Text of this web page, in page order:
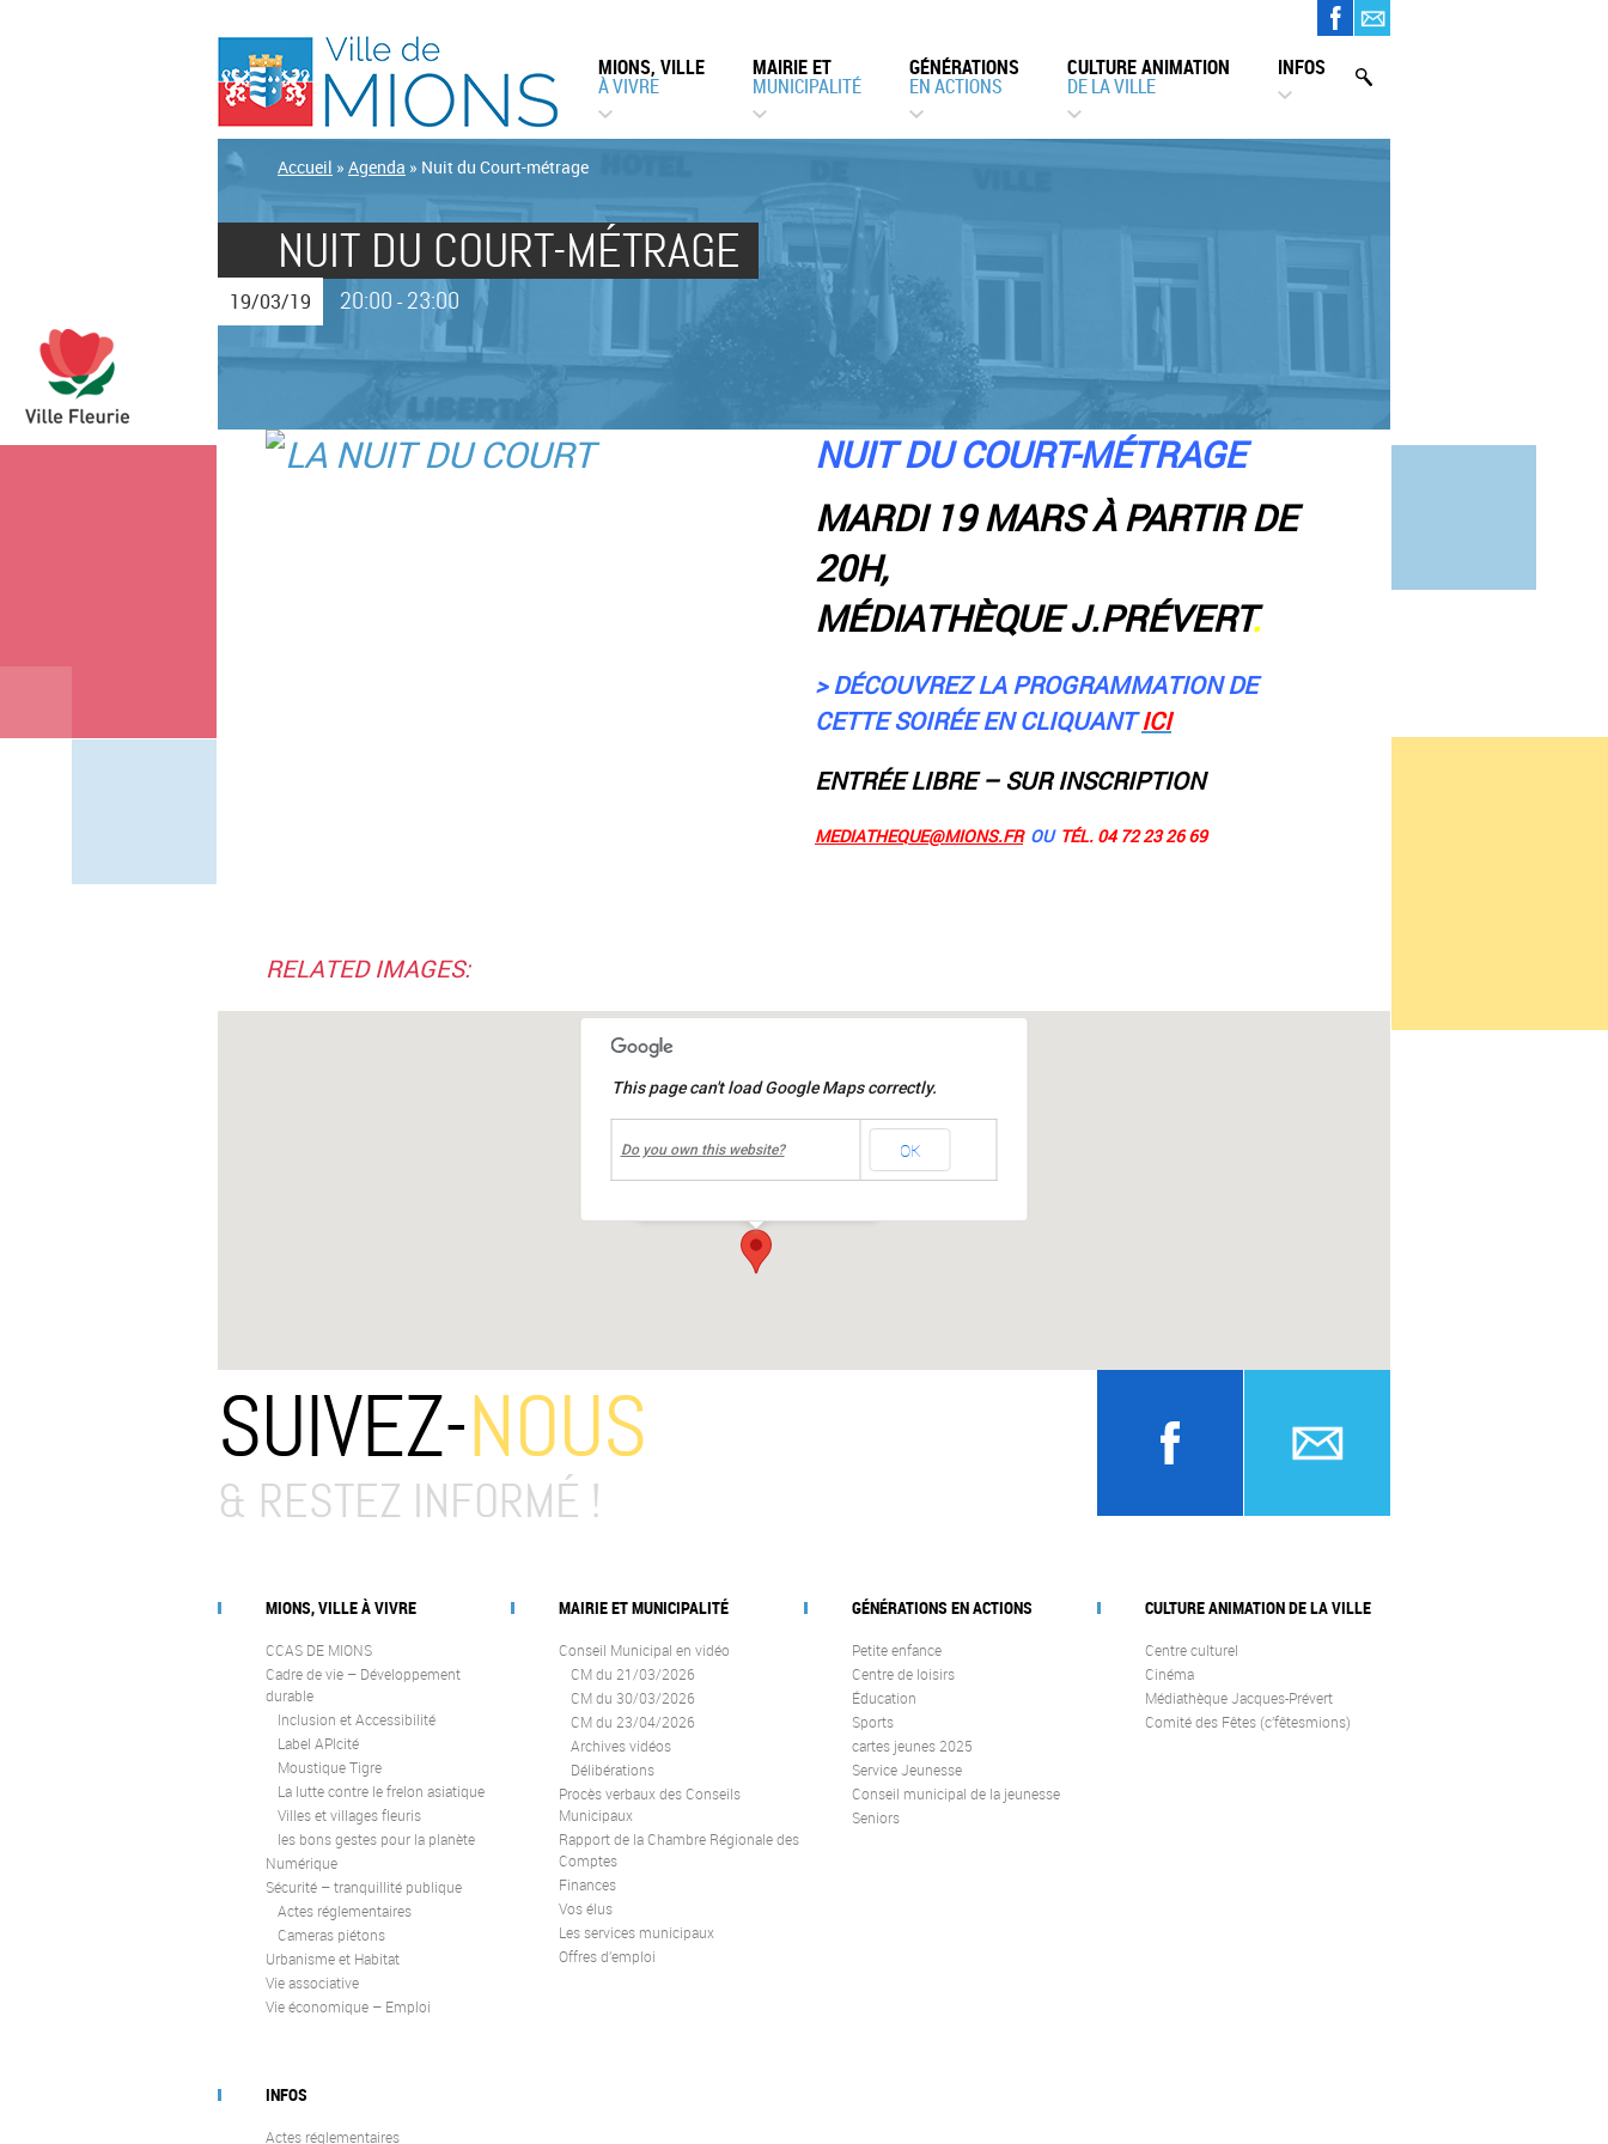
MIONS, VILLE
À VIVRE
MAIRIE ET
MUNICIPALITÉ
GÉNÉRATIONS
EN ACTIONS
CULTURE ANIMATION
DE LA VILLE
INFOS
Accueil » Agenda » Nuit du Court-métrage
NUIT DU COURT-MÉTRAGE
19/03/19 20:00 -23:00
NUIT DU COURT-MÉTRAGE
MARDI 19 MARS À PARTIR DE
20H,
MÉDIATHÈQUE J.PRÉVERT.
> DÉCOUVREZ LA PROGRAMMATION DE
CETTE SOIRÉE EN CLIQUANTICI
ENTRÉE LIBRE – SUR INSCRIPTION
MEDIATHEQUE@MIONS.FR OUTÉL. 04 72 23 26 69
RELATED IMAGES:
Médiathèque Jacques Prévert
This page can't load Google Maps correctly.
Do you own this website? OK
SUIVEZ-NOUS
& RESTEZ INFORMÉ !
MIONS, VILLE À VIVRE
CCAS DE MIONS
Cadre de vie – Développement
durable
Inclusion et Accessibilité
Label APIcité
Moustique Tigre
La lutte contre le frelon asiatique
Villes et villages fleuris
les bons gestes pour la planète
Numérique
Sécurité – tranquillité publique
Actes réglementaires
Cameras piétons
Urbanisme et Habitat
Vie associative
Vie économique – Emploi
MAIRIE ET MUNICIPALITÉ
Conseil Municipal en vidéo
CM du 21/03/2026
CM du 30/03/2026
CM du 23/04/2026
Archives vidéos
Délibérations
Procès verbaux des Conseils
Municipaux
Rapport de la Chambre Régionale des
Comptes
Finances
Vos élus
Les services municipaux
Offres d’emploi
GÉNÉRATIONS EN ACTIONS
Petite enfance
Centre de loisirs
Éducation
Sports
cartes jeunes 2025
Service Jeunesse
Conseil municipal de la jeunesse
Seniors
CULTURE ANIMATION DE LA VILLE
Centre culturel
Cinéma
Médiathèque Jacques-Prévert
Comité des Fêtes (c’fêtesmions)
INFOS
Actes réglementaires